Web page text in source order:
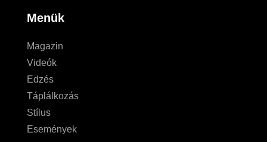
Menük
Magazin
Videók
Edzés
Táplálkozás
Stílus
Események